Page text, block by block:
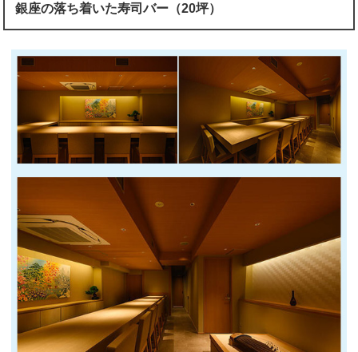
銀座の落ち着いた寿司バー（20坪）